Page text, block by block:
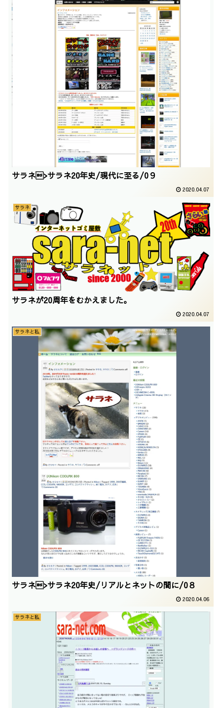
サラネ>サラネ20年史/現代に至る/0９
2020.04.07
サラネ
サラネが20周年をむかえました。
2020.04.07
サラネと私
サラネ>サラネ20年史/リアルとネットの間に/0８
2020.04.06
サラネと私